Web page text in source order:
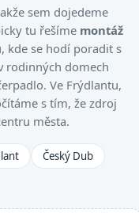
sem dojedeme
tu řešíme montáž
kde se hodí poradit s
rodinných domech
Ve Frýdlantu,
s tím, že zdroj
města.
Český Dub